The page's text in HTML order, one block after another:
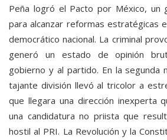
Peña logró el Pacto por México, un
para alcanzar reformas estratégicas
democrático nacional. La criminal
generó un estado de opinión
gobierno y al partido. En la segunda
tajante división llevó al tricolor a
que llegara una dirección inexperta
una candidatura no priista que
hostil al PRI. La Revolución y la